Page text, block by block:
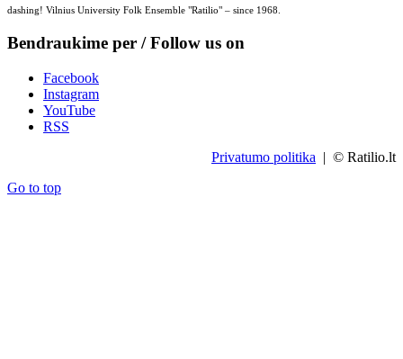
dashing! Vilnius University Folk Ensemble "Ratilio" – since 1968.
Bendraukime per / Follow us on
Facebook
Instagram
YouTube
RSS
Privatumo politika | © Ratilio.lt
Go to top